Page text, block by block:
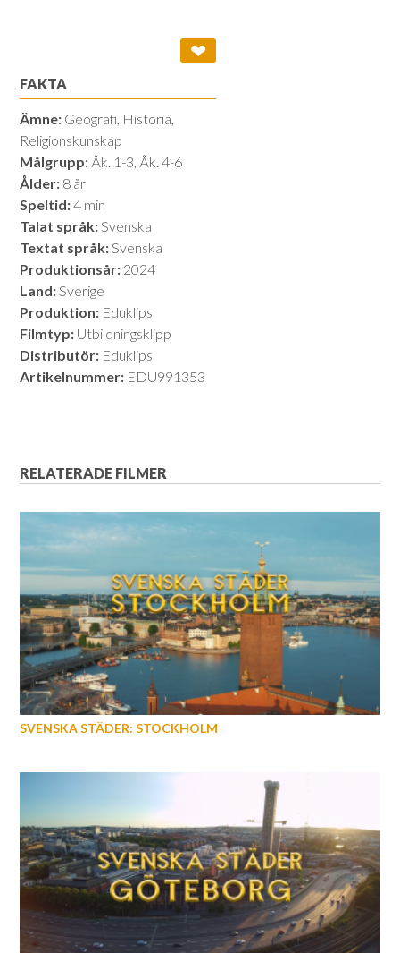
❤
FAKTA
Ämne: Geografi, Historia,
Religionskunskap
Målgrupp: Åk. 1-3, Åk. 4-6
Ålder: 8 år
Speltid:4 min
Talat språk:Svenska
Textat språk:Svenska
Produktionsår: 2024
Land:Sverige
Produktion: Eduklips
Filmtyp: Utbildningsklipp
Distributör: Eduklips
Artikelnummer: EDU991353
RELATERADE FILMER
SVENSKA STÄDER: STOCKHOLM